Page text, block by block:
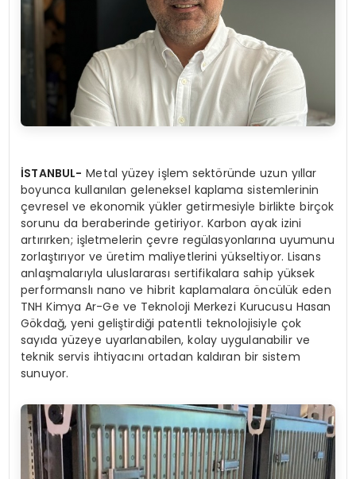
İSTANBUL- Metal yüzey işlem sektöründe uzun yıllar
boyunca kullanılan geleneksel kaplama sistemlerinin
çevresel ve ekonomik yükler getirmesiyle birlikte birçok
sorunu da beraberinde getiriyor. Karbon ayak izini
artırırken; işletmelerin çevre regülasyonlarına uyumunu
zorlaştırıyor ve üretim maliyetlerini yükseltiyor. Lisans
anlaşmalarıyla uluslararası sertifikalara sahip yüksek
performanslı nano ve hibrit kaplamalara öncülük eden
TNH Kimya Ar-Ge ve Teknoloji Merkezi Kurucusu Hasan
Gökdağ, yeni geliştirdiği patentli teknolojisiyle çok
sayıda yüzeye uyarlanabilen, kolay uygulanabilir ve
teknik servis ihtiyacını ortadan kaldıran bir sistem
sunuyor.